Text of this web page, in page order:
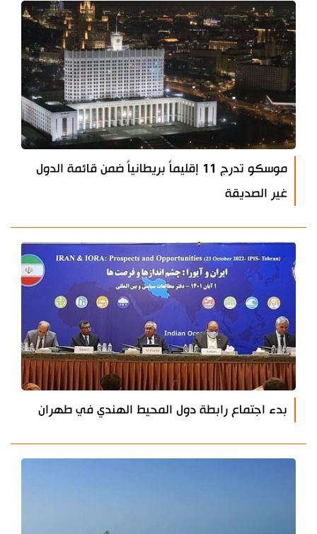
موسكو تدرج 11 إقليماً بريطانياً ضمن قائمة الدول
غير الصديقة
بدء اجتماع رابطة دول المحيط الهندي في طهران